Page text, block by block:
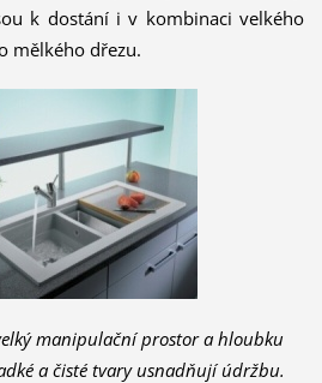
k dostání i v kombinaci velkého
mělkého dřezu.
manipulační prostor a hloubku
a čisté tvary usnadňují údržbu.